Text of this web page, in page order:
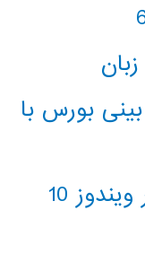
بورس با